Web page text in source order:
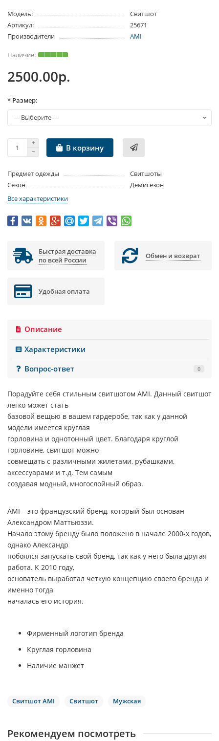
Модель:
Свитшот
Артикул:
25671
Производители
AMI
2500.00р.
* Размер:
В корзину
Предмет одежды
Свитшоты
Сезон
Демисезон
Все характеристики
Быстрая доставка
по всей России
Обмен и возврат
Удобная оплата
Описание
Характеристики
Вопрос-ответ
0
Порадуйте себя стильным свитшотом AMI. Данный свитшот
легко может стать
базовой вещью в вашем гардеробе, так как у данной
модели имеется круглая
горловина и однотонный цвет. Благодаря круглой
горловине, свитшот можно
совмещать с различными жилетами, рубашками,
аксессуарами и т.д. Тем самым
создавая модный, многослойный образ.
AMI – это французский бренд, который был основан
Александром Маттьюззи.
Начало этому бренду было положено в начале 2000-х годов,
однако Александр
побоялся запускать свой бренд, так как у него была другая
работа. К 2010 году,
основатель выработал четкую концепцию своего бренда и
именно тогда
началась его история.
Фирменный логотип бренда
Круглая горловина
Наличие манжет
Свитшот AMI Свитшот Мужская
Рекомендуем посмотреть